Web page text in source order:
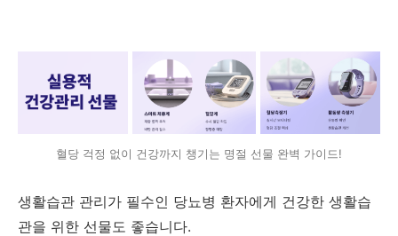
혈당 걱정 없이 건강까지 챙기는 명절 선물 완벽 가이드!
생활습관 관리가 필수인 당뇨병 환자에게 건강한 생활습
관을 위한 선물도 좋습니다.